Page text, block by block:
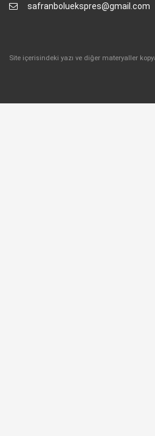
safranboluekspres@gmail.com
Site içerisindeki yazı ve diğer materyaller